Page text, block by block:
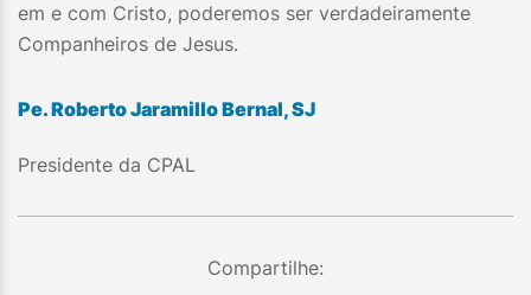
em e com Cristo, poderemos ser verdadeiramente
Companheiros de Jesus.
Pe. Roberto Jaramillo Bernal, SJ
Presidente da CPAL
Compartilhe: